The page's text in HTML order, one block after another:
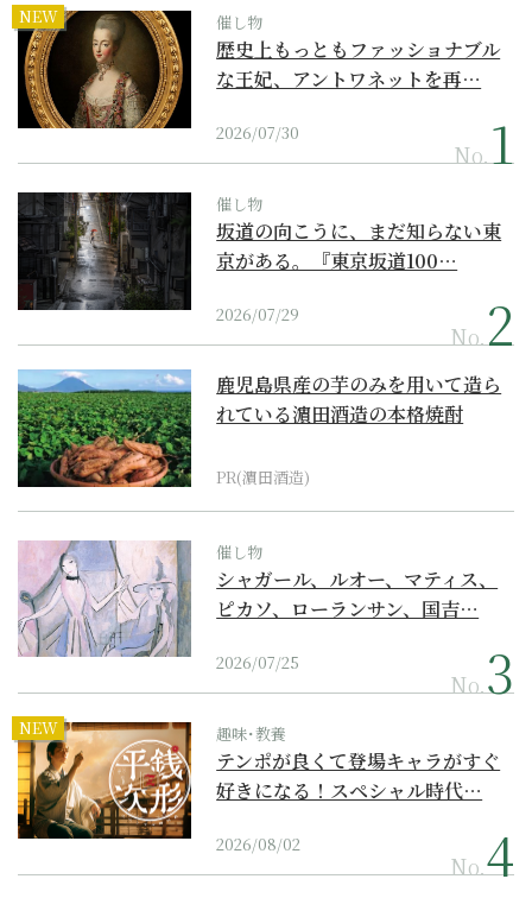
NEW 催し物
歴史上もっともファッショナブル
な王妃、アントワネットを再…
2026/07/30
No.
催し物
坂道の向こうに、まだ知らない東
京がある。『東京坂道100…
2026/07/29
No.
鹿児島県産の芋のみを用いて造ら
れている濵田酒造の本格焼酎
PR(濵田酒造)
催し物
シャガール、ルオー、マティス、
ピカソ、ローランサン、国吉…
2026/07/25
No.
NEW 趣味･教養
テンポが良くて登場キャラがすぐ
好きになる！スペシャル時代…
2026/08/02
No.